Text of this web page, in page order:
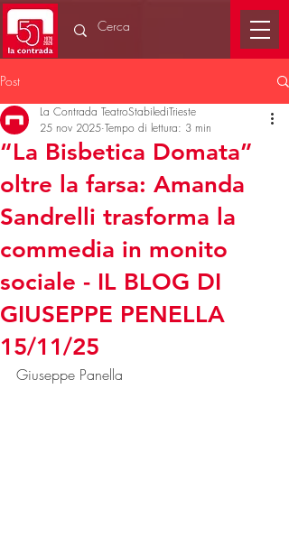
Post
“La Bisbetica Domata”
oltre la farsa: Amanda
Sandrelli trasforma la
commedia in monito
sociale - IL BLOG DI
GIUSEPPE PENELLA
15/11/25
La Contrada TeatroStabilediTrieste
25 nov 2025 Tempo di lettura: 3 min
Giuseppe Panella